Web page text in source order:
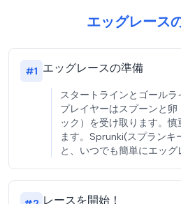
エッグレース
#1 エッグレースの準備
スタートラインとゴール
プレイヤーはスプーンと
ック）を受け取ります。
ます。Sprunki(スプランキ
と、いつでも簡単にエッグ
レースを開始！